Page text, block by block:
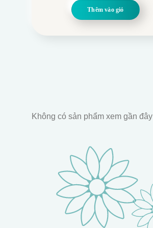
Thêm vào giỏ
Không có sản phẩm xem gần đây